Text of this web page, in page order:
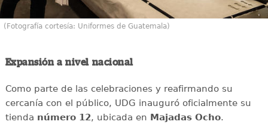
(Fotografía cortesía: Uniformes de Guatemala)
Expansión a nivel nacional
Como parte de las celebraciones y reafirmando su
cercanía con el público, UDG inauguró oficialmente su
tienda número 12, ubicada en Majadas Ocho.